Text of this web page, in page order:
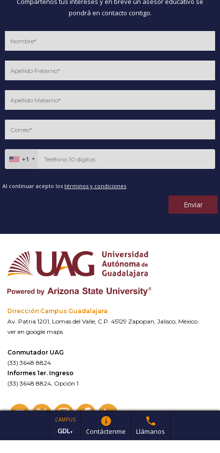
CAMPUS
GDL▼
info
Contáctenme
phone
Llámanos
pondrá en contacto contigo.
+1
Al continuar acepto los términos y condiciones
Enviar
Dirección Campus Guadalajara
Av. Patria 1201, Lomas del Valle, C.P. 45129 Zapopan, Jalisco, México.
ver en google maps
Conmutador UAG
(33) 3648 8824
Informes 1er. Ingreso
(33) 3648 8824, Opción 1